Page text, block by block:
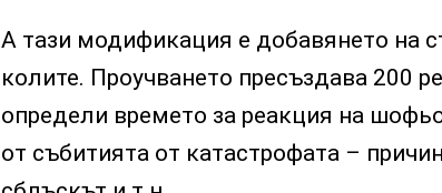
А тази модификация е добавянето на
колите. Проучването пресъздава 200
определи времето за реакция на
от събитията от катастрофата –